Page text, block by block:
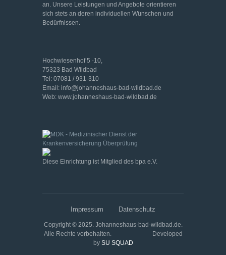
an. Unsere Leistungen und Angebote orientieren
sich stets an deren individuellen Wünschen und
Bedürfnissen.
Hochwiesenhof 5 -10,
75323 Bad Wildbad
Tel: 07081 / 931-310
Email: info@johanneshaus-bad-wildbad.de
Web: www.johanneshaus-bad-wildbad.de
Diese Einrichtung ist Mitglied des bpa e.V.
Impressum Datenschutz
Copyright © 2025. Johanneshaus-bad-wildbad.de.
Alle Rechte vorbehalten. Developed
by SU SQUAD